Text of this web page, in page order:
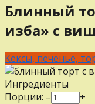
Блинный
изба» с
Кексы, печенье,
Ингредиенты
Порции: –
+